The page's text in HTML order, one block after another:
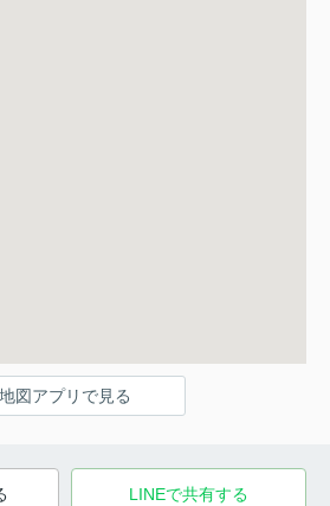
地図アプリで見る
LINEで共有する